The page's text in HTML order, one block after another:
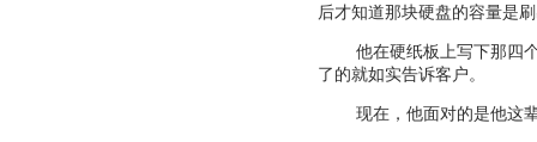
后才知道那块硬盘的容量是
他在硬纸板上写下那四
了的就如实告诉客户。
现在，他面对的是他这